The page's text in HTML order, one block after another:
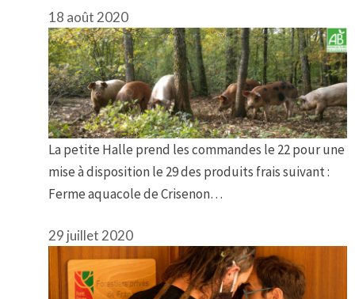
18 août 2020
La petite Halle prend les commandes le 22 pour une
mise à disposition le 29 des produits frais suivant :
Ferme aquacole de Crisenon…
29 juillet 2020